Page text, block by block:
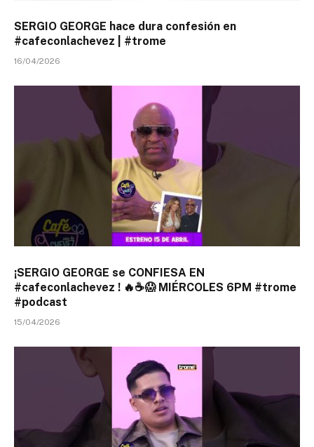
SERGIO GEORGE hace dura confesión en
#cafeconlachevez | #trome
16/04/2026
¡SERGIO GEORGE se CONFIESA EN
#cafeconlachevez ! 🔥☕😱 MIÉRCOLES 6PM #trome
#podcast
15/04/2026